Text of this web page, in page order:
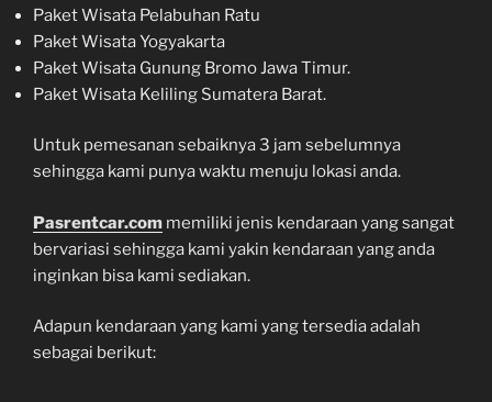
Paket Wisata Pelabuhan Ratu
Paket Wisata Yogyakarta
Paket Wisata Gunung Bromo Jawa Timur.
Paket Wisata Keliling Sumatera Barat.
Untuk pemesanan sebaiknya 3 jam sebelumnya
sehingga kami punya waktu menuju lokasi anda.
Pasrentcar.com memiliki jenis kendaraan yang sangat
bervariasi sehingga kami yakin kendaraan yang anda
inginkan bisa kami sediakan.
Adapun kendaraan yang kami yang tersedia adalah
sebagai berikut: